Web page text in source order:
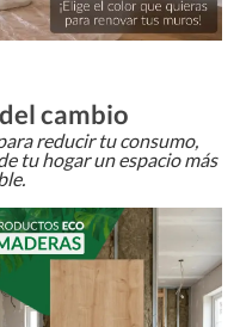
cambio
reducir tu consumo,
tu hogar un espacio más